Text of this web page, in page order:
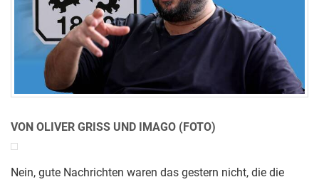
VON OLIVER GRISS UND IMAGO (FOTO)
Nein, gute Nachrichten waren das gestern nicht, die die